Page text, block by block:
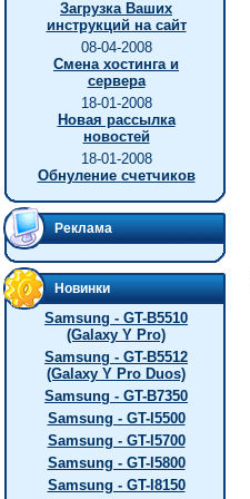
Загрузка Ваших
инструкций на сайт
08-04-2008
Смена хостинга и
сервера
18-01-2008
Новая рассылка
новостей
18-01-2008
Обнуление счетчиков
Реклама
Новинки
Samsung - GT-B5510
(Galaxy Y Pro)
Samsung - GT-B5512
(Galaxy Y Pro Duos)
Samsung - GT-B7350
Samsung - GT-I5500
Samsung - GT-I5700
Samsung - GT-I5800
Samsung - GT-I8150